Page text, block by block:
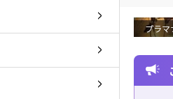
プラ